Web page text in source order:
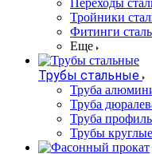
Переходы
Тройники
Фитинги
Еще
Трубы стальные
Труба
Труба
Труба
Трубы круглые